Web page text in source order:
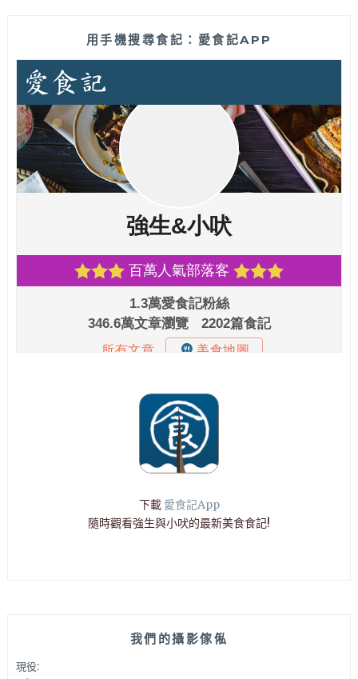
用手機搜尋食記：愛食記APP
下載 愛食記App
隨時觀看強生與小吠的最新美食食記!
我們的攝影傢俬
現役: